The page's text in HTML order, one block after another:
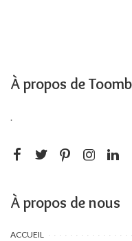
À propos de
.
À propos de nous
ACCUEIL